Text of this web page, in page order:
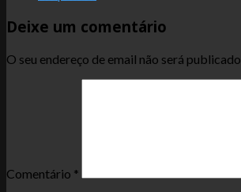
Deixe um comentário
O seu endereço de email não será publicado.
Comentário *